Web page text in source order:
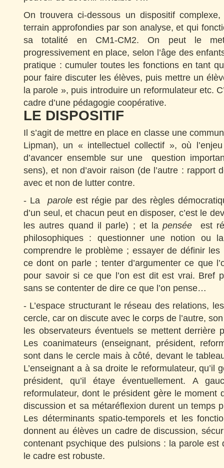
On trouvera ci-dessous un dispositif
terrain approfondies par son analyse, et qui
sa totalité en CM1-CM2. On peut le
progressivement en place, selon l’âge des
pratique : cumuler toutes les fonctions en tant
pour faire discuter les élèves, puis mettre un
la parole », puis introduire un reformulateur etc.
cadre d’une pédagogie coopérative.
LE DISPOSITIF
Il s’agit de mettre en place en classe une
Lipman), un « intellectuel collectif », où
d’avancer ensemble sur une question
sens), et non d’avoir raison (de l’autre : rapport
avec et non de lutter contre.
- La
paroleest régie par des règles
d’un seul, et chacun peut en disposer, c’est le
les autres quand il parle) ; et la penséeest
philosophiques : questionner une notion ou
comprendre le problème ; essayer de définir les
ce dont on parle ; tenter d’argumenter ce que
pour savoir si ce que l’on est dit est vrai. Bref
sans se contenter de dire ce que l’on pense…
- L’espace structurant le réseau des relations,
cercle, car on discute avec le corps de l’autre,
les observateurs éventuels se mettent derrière
Les coanimateurs (enseignant, président,
sont dans le cercle mais à côté, devant le
L’enseignant a à sa droite le reformulateur, qu’il
président, qu’il étaye éventuellement. A
reformulateur, dont le président gère le moment
discussion et sa métaréflexion durent un temps
Les déterminants spatio-temporels et les
donnent au élèves un cadre de discussion,
contenant psychique des pulsions : la parole est
le cadre est robuste.